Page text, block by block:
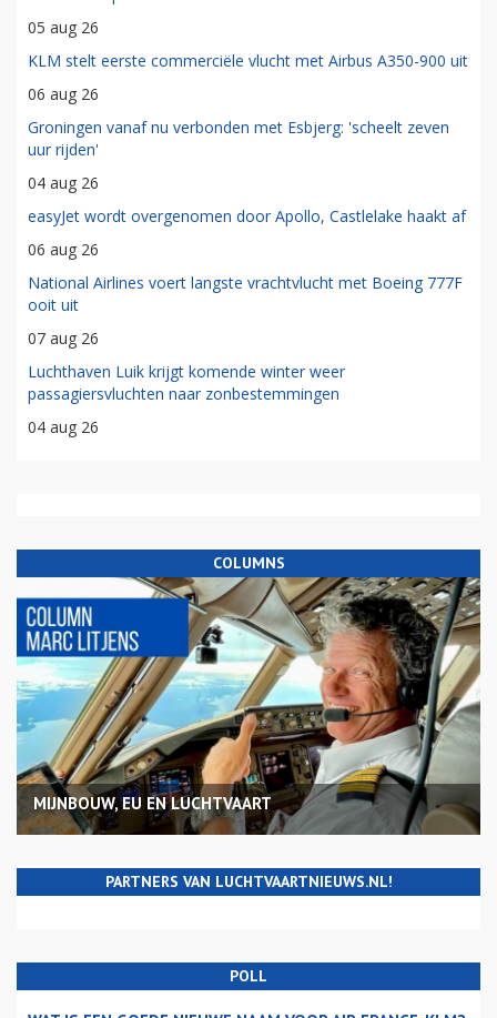
05 aug 26
KLM stelt eerste commerciële vlucht met Airbus A350-900 uit
06 aug 26
Groningen vanaf nu verbonden met Esbjerg: 'scheelt zeven
uur rijden'
04 aug 26
easyJet wordt overgenomen door Apollo, Castlelake haakt af
06 aug 26
National Airlines voert langste vrachtvlucht met Boeing 777F
ooit uit
07 aug 26
Luchthaven Luik krijgt komende winter weer
passagiersvluchten naar zonbestemmingen
04 aug 26
COLUMNS
MIJNBOUW, EU EN LUCHTVAART
PARTNERS VAN LUCHTVAARTNIEUWS.NL!
POLL